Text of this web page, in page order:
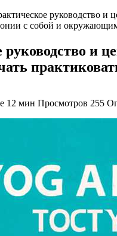
руководство и
с собой и
и
12 мин Просмотров 255